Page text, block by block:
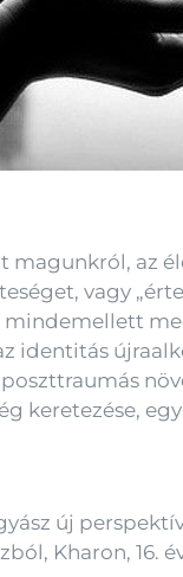
magunkról,
vagy
identitás
keretezése,
új
Kharon, 16.